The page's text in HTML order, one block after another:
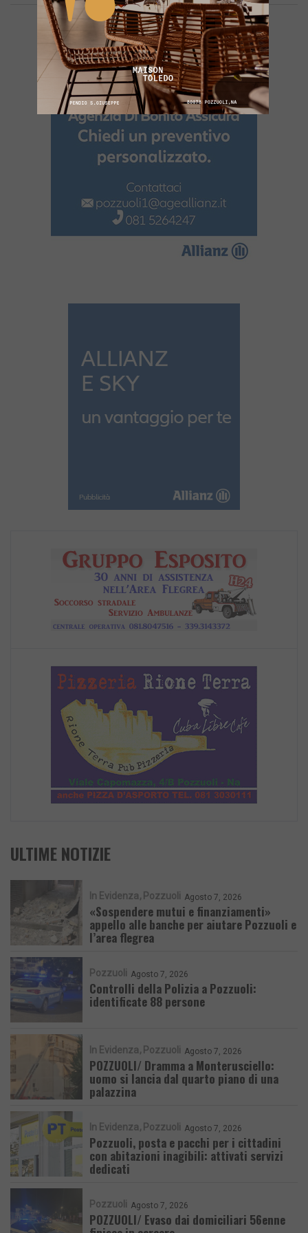
ULTIME NOTIZIE
In Evidenza Pozzuoli Agosto 7, 2026
«Sospendere mutui e finanziamenti»
appello alle banche per aiutare Pozzuoli e
l’area flegrea
Pozzuoli Agosto 7, 2026
Controlli della Polizia a Pozzuoli:
identificate 88 persone
In Evidenza Pozzuoli Agosto 7, 2026
POZZUOLI/ Dramma a Monterusciello:
uomo si lancia dal quarto piano di una
palazzina
In Evidenza Pozzuoli Agosto 7, 2026
Pozzuoli, posta e pacchi per i cittadini
con abitazioni inagibili: attivati servizi
dedicati
Pozzuoli Agosto 7, 2026
POZZUOLI/ Evaso dai domiciliari 56enne